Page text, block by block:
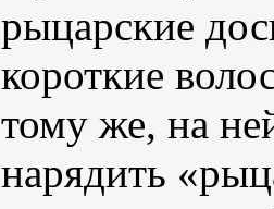
рыцарские
короткие
тому же, на
нарядить